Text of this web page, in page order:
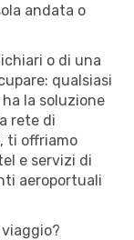
andata o
o di una
qualsiasi
la soluzione
rete di
ti offriamo
e servizi di
aeroportuali